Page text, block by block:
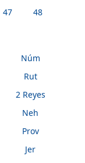
47 48
Núm
Rut
2 Reyes
Neh
Prov
Jer